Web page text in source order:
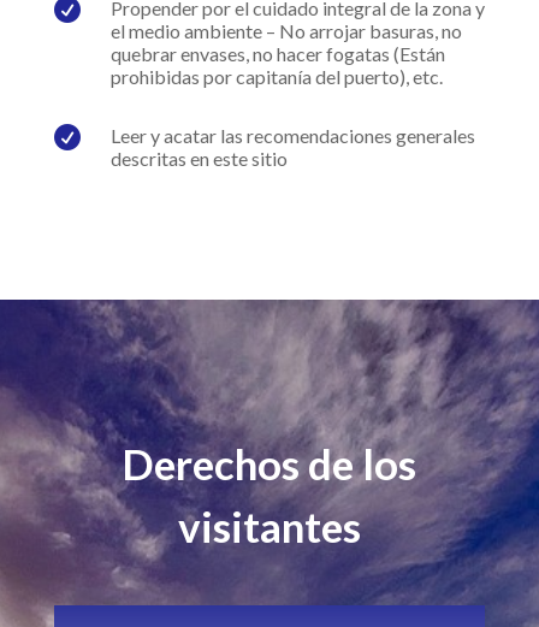

Propender por el cuidado integral de la zona y
el medio ambiente – No arrojar basuras, no
quebrar envases, no hacer fogatas (Están
prohibidas por capitanía del puerto), etc.

Leer y acatar las recomendaciones generales
descritas en este sitio
Derechos de los
visitantes